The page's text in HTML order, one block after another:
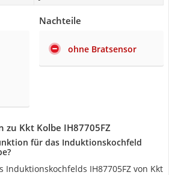
Nachteile
ohne Bratsensor
zu Kkt Kolbe IH87705FZ
für das Induktionskochfeld
Induktionskochfelds IH87705FZ von Kkt